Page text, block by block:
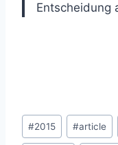
Entscheidung
Post
Tags:
#2015 #article